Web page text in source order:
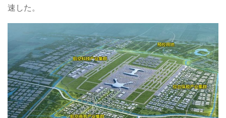
速した。